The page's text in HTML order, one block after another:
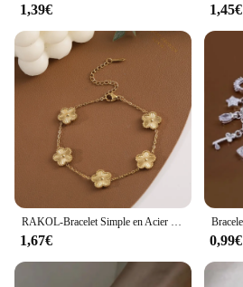
1,39€ 1,45€
1,67€ 0,99€